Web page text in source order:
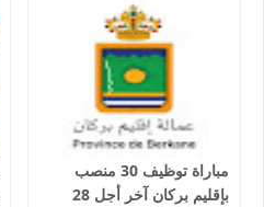
مباراة توظيف 30 منصب
بإقليم بركان آخر أجل 28